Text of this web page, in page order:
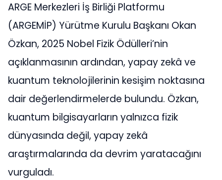
ARGE Merkezleri İş Birliği Platformu
(ARGEMİP) Yürütme Kurulu Başkanı Okan
Özkan, 2025 Nobel Fizik Ödülleri’nin
açıklanmasının ardından, yapay zekâ ve
kuantum teknolojilerinin kesişim noktasına
dair değerlendirmelerde bulundu. Özkan,
kuantum bilgisayarların yalnızca fizik
dünyasında değil, yapay zekâ
araştırmalarında da devrim yaratacağını
vurguladı.